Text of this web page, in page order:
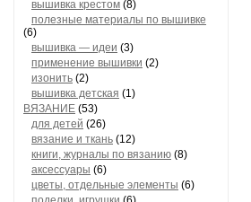
вышивка крестом (8)
полезные материалы по вышивке
(6)
вышивка — идеи (3)
применение вышивки (2)
изонить (2)
вышивка детская (1)
ВЯЗАНИЕ (53)
для детей (26)
вязание и ткань (12)
книги, журналы по вязанию (8)
аксессуары (6)
цветы, отдельные элементы (6)